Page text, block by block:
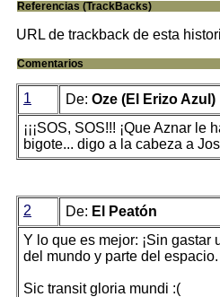
Referencias (TrackBacks)
URL de trackback de esta
Comentarios
1 De: Oze (El Erizo Azul)
¡¡¡SOS, SOS!!! ¡Que Aznar
bigote... digo a la cabeza a
2 De: El Peatón
Y lo que es mejor: ¡Sin
del mundo y parte del espacio.
Sic transit gloria mundi :(